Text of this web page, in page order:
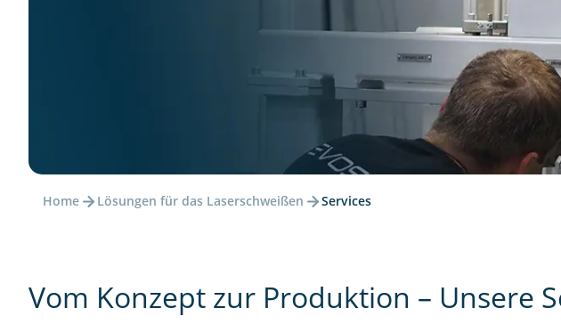
Home Lösungen für das Laserschweißen Services
Vom Konzept zur Produktion – Unsere